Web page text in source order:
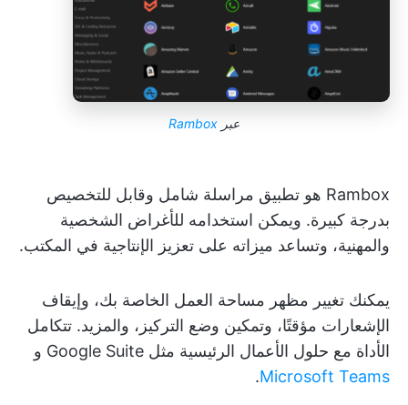
عبر Rambox
Rambox هو تطبيق مراسلة شامل وقابل للتخصيص
بدرجة كبيرة. ويمكن استخدامه للأغراض الشخصية
والمهنية، وتساعد ميزاته على تعزيز الإنتاجية في المكتب.
يمكنك تغيير مظهر مساحة العمل الخاصة بك، وإيقاف
الإشعارات مؤقتًا، وتمكين وضع التركيز، والمزيد. تتكامل
الأداة مع حلول الأعمال الرئيسية مثل Google Suite و
Microsoft Teams
.